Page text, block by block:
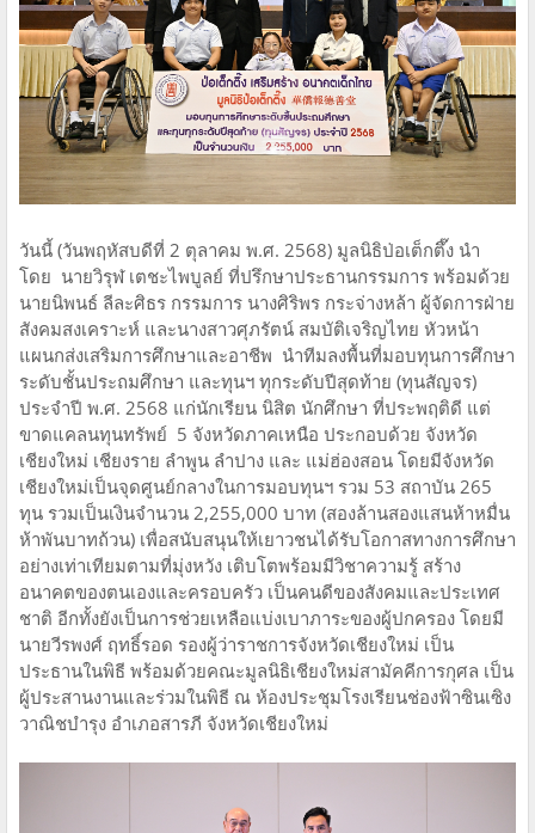
วันนี้ (วันพฤหัสบดีที่ 2 ตุลาคม พ.ศ. 2568) มูลนิธิป่อเต็กตึ๊ง นำ
โดย นายวิรุฬ เตชะไพบูลย์ ที่ปรึกษาประธานกรรมการ พร้อมด้วย
นายนิพนธ์ ลีละศิธร กรรมการ นางศิริพร กระจ่างหล้า ผู้จัดการฝ่าย
สังคมสงเคราะห์ และนางสาวศุภรัตน์ สมบัติเจริญไทย หัวหน้า
แผนกส่งเสริมการศึกษาและอาชีพ นำทีมลงพื้นที่มอบทุนการศึกษา
ระดับชั้นประถมศึกษา และทุนฯ ทุกระดับปีสุดท้าย (ทุนสัญจร)
ประจำปี พ.ศ. 2568 แก่นักเรียน นิสิต นักศึกษา ที่ประพฤติดี แต่
ขาดแคลนทุนทรัพย์ 5 จังหวัดภาคเหนือ ประกอบด้วย จังหวัด
เชียงใหม่ เชียงราย ลำพูน ลำปาง และ แม่ฮ่องสอน โดยมีจังหวัด
เชียงใหม่เป็นจุดศูนย์กลางในการมอบทุนฯ รวม 53 สถาบัน 265
ทุน รวมเป็นเงินจำนวน 2,255,000 บาท (สองล้านสองแสนห้าหมื่น
ห้าพันบาทถ้วน) เพื่อสนับสนุนให้เยาวชนได้รับโอกาสทางการศึกษา
อย่างเท่าเทียมตามที่มุ่งหวัง เติบโตพร้อมมีวิชาความรู้ สร้าง
อนาคตของตนเองและครอบครัว เป็นคนดีของสังคมและประเทศ
ชาติ อีกทั้งยังเป็นการช่วยเหลือแบ่งเบาภาระของผู้ปกครอง โดยมี
นายวีรพงศ์ ฤทธิ์รอด รองผู้ว่าราชการจังหวัดเชียงใหม่ เป็น
ประธานในพิธี พร้อมด้วยคณะมูลนิธิเชียงใหม่สามัคคีการกุศล เป็น
ผู้ประสานงานและร่วมในพิธี ณ ห้องประชุมโรงเรียนช่องฟ้าซินเซิง
วาณิชบํารุง อำเภอสารภี จังหวัดเชียงใหม่